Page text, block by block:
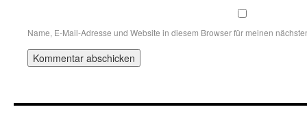
Name, E-Mail-Adresse und Website in diesem Browser für meinen